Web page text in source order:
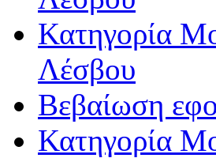
Κατηγορία
Λέσβου
Βεβαίωση
Κατηγορία